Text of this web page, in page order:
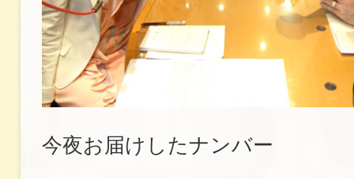
今夜お届けしたナンバー